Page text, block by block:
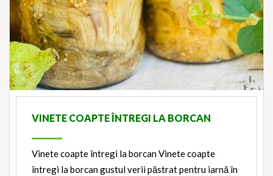
VINETE COAPTE ÎNTREGI LA BORCAN
Vinete coapte întregi la borcan Vinete coapte
întregi la borcan gustul verii păstrat pentru iarnă în